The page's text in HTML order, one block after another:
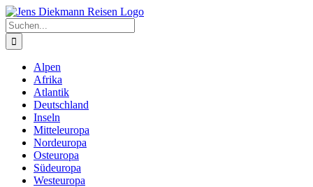
Zum
Inhalt
springen
Suche
nach:
Alpen
Afrika
Atlantik
Deutschland
Inseln
Mitteleuropa
Nordeuropa
Osteuropa
Südeuropa
Westeuropa